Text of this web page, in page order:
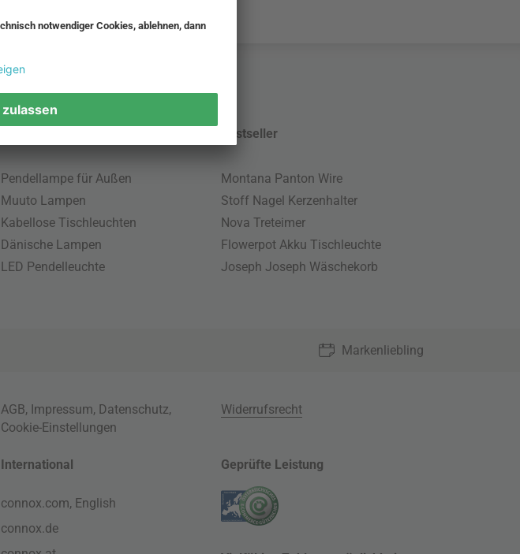
Pendellampe für Außen
Muuto Lampen
Kabellose Tischleuchten
Dänische Lampen
LED Pendelleuchte
Bestseller
Montana Panton Wire
Stoff Nagel Kerzenhalter
Nova Treteimer
Flowerpot Akku Tischleuchte
Joseph Joseph Wäschekorb
Markenliebling
AGB, Impressum, Datenschutz,
Cookie-Einstellungen
Widerrufsrecht
International
connox.com, English
connox.de
Geprüfte Leistung